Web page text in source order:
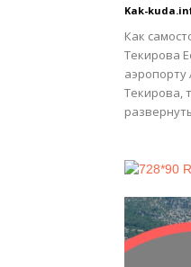
Kak-
Как
Текирова
Текирова,